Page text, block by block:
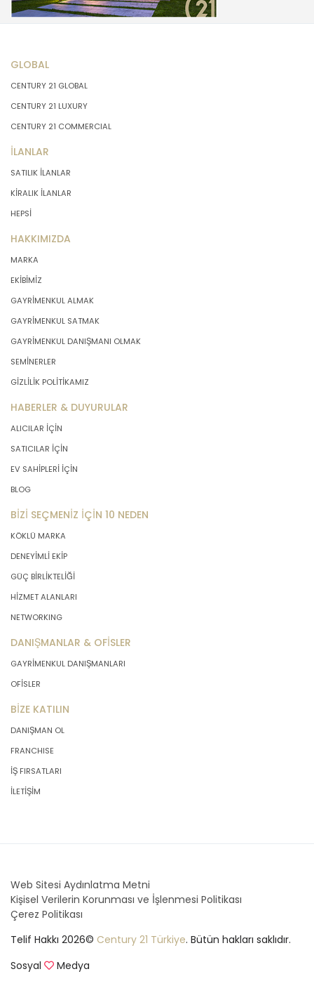
GLOBAL
CENTURY 21 GLOBAL
CENTURY 21 LUXURY
CENTURY 21 COMMERCIAL
İLANLAR
SATILIK İLANLAR
KİRALIK İLANLAR
HEPSİ
HAKKIMIZDA
MARKA
EKİBİMİZ
GAYRİMENKUL ALMAK
GAYRİMENKUL SATMAK
GAYRİMENKUL DANIŞMANI OLMAK
SEMİNERLER
GİZLİLİK POLİTİKAMIZ
HABERLER & DUYURULAR
ALICILAR İÇİN
SATICILAR İÇİN
EV SAHİPLERİ İÇİN
BLOG
BİZİ SEÇMENİZ İÇİN 10 NEDEN
KÖKLÜ MARKA
DENEYİMLİ EKİP
GÜÇ BİRLİKTELİĞİ
HİZMET ALANLARI
NETWORKING
DANIŞMANLAR & OFİSLER
GAYRİMENKUL DANIŞMANLARI
OFİSLER
BİZE KATILIN
DANIŞMAN OL
FRANCHISE
İŞ FIRSATLARI
İLETİŞİM
Web Sitesi Aydınlatma Metni
Kişisel Verilerin Korunması ve İşlenmesi Politikası
Çerez Politikası
Telif Hakkı 2026© Century 21 Türkiye. Bütün hakları saklıdır.
Sosyal
Medya